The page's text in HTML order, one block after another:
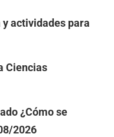
actividades para
Ciencias
¿Cómo se
2026